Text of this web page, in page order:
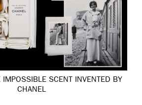
IMPOSSIBLE SCENT INVENTED BY
CHANEL